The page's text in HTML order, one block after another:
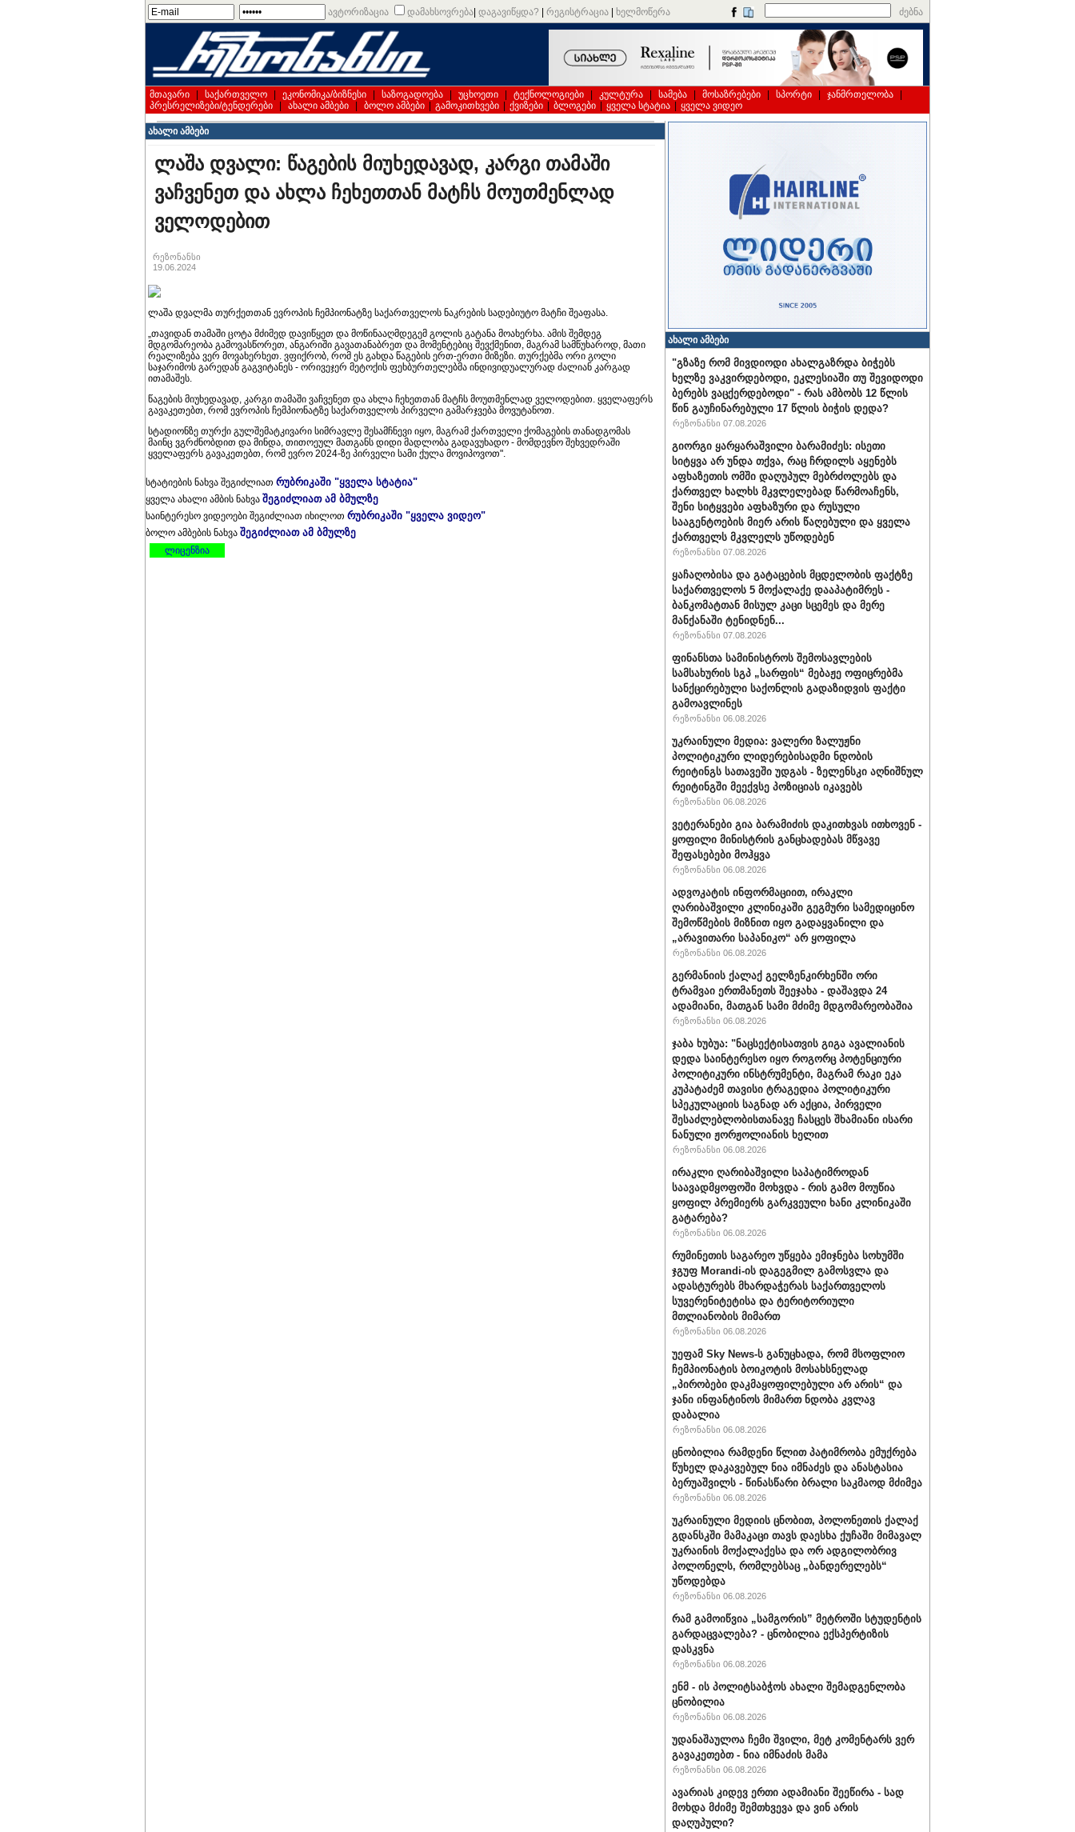
ავტორიზაცია დამახსოვრება დაგავიწყდა? რეგისტრაცია ხელმოწერა ძებნა
მთავარი საქართველო ეკონომიკა/ბიზნესი საზოგადოება უცხოეთი ტექნოლოგიები კულტურა სამება მოსაზრებები სპორტი ჯანმრთელობა
პრესრელიზები/ტენდერები
ახალი ამბები ბოლო ამბები გამოკითხვები ქვიზები ბლოგები ყველა სტატია ყველა ვიდეო
ახალი ამბები
ლაშა დვალი: წაგების მიუხედავად, კარგი თამაში
ვაჩვენეთ და ახლა ჩეხეთთან მატჩს მოუთმენლად
ველოდებით
რეზონანსი
19.06.2024
ლაშა დვალმა თურქეთთან ევროპის ჩემპიონატზე საქართველოს ნაკრების სადებიუტო მატჩი შეაფასა.
„თავიდან თამაში ცოტა მძიმედ დავიწყეთ და მოწინააღმდეგემ გოლის გატანა მოახერხა. ამის შემდეგ
მდგომარეობა გამოვასწორეთ, ანგარიში გავათანაბრეთ და მომენტებიც შევქმენით, მაგრამ სამწუხაროდ, მათი
რეალიზება ვერ მოვახერხეთ. ვფიქრობ, რომ ეს გახდა წაგების ერთ-ერთი მიზეზი. თურქებმა ორი გოლი
საჯარიმოს გარედან გაგვიტანეს - ორივეჯერ მეტოქის ფეხბურთელებმა ინდივიდუალურად ძალიან კარგად
ითამაშეს.
წაგების მიუხედავად, კარგი თამაში ვაჩვენეთ და ახლა ჩეხეთთან მატჩს მოუთმენლად ველოდებით. ყველაფერს
გავაკეთებთ, რომ ევროპის ჩემპიონატზე საქართველოს პირველი გამარჯვება მოვუტანოთ.
სტადიონზე თურქი გულშემატკივარი სიმრავლე შესამჩნევი იყო, მაგრამ ქართველი ქომაგების თანადგომას
მაინც ვგრძნობდით და მინდა, თითოეულ მათგანს დიდი მადლობა გადავუხადო - მომდევნო შეხვედრაში
ყველაფერს გავაკეთებთ, რომ ევრო 2024-ზე პირველი სამი ქულა მოვიპოვოთ".
სტატიების ნახვა შეგიძლიათ რუბრიკაში "ყველა სტატია"
ყველა ახალი ამბის ნახვა შეგიძლიათ ამ ბმულზე
საინტერესო ვიდეოები შეგიძლიათ იხილოთ რუბრიკაში "ყველა ვიდეო"
ბოლო ამბების ნახვა შეგიძლიათ ამ ბმულზე
ლიცენზია
ახალი ამბები
"გზაზე რომ მივდიოდი ახალგაზრდა ბიჭებს
ხელზე ვაკვირდებოდი, ეკლესიაში თუ შევიდოდი
ბერებს ვაცქერდებოდი" - რას ამბობს 12 წლის
წინ გაუჩინარებული 17 წლის ბიჭის დედა?
რეზონანსი 07.08.2026
გიორგი ყარყარაშვილი ბარამიძეს: ისეთი
სიტყვა არ უნდა თქვა, რაც ჩრდილს აყენებს
აფხაზეთის ომში დაღუპულ მებრძოლებს და
ქართველ ხალხს მკვლელებად წარმოაჩენს,
შენი სიტყვები აფხაზური და რუსული
სააგენტოების მიერ არის წაღებული და ყველა
ქართველს მკვლელს უწოდებენ
რეზონანსი 07.08.2026
ყაჩაღობისა და გატაცების მცდელობის ფაქტზე
საქართველოს 5 მოქალაქე დააპატიმრეს -
ბანკომატთან მისულ კაცი სცემეს და მერე
მანქანაში ტენიდნენ...
რეზონანსი 07.08.2026
ფინანსთა სამინისტროს შემოსავლების
სამსახურის სგპ „სარფის“ მებაჟე ოფიცრებმა
სანქცირებული საქონლის გადაზიდვის ფაქტი
გამოავლინეს
რეზონანსი 06.08.2026
უკრაინული მედია: ვალერი ზალუჟნი
პოლიტიკური ლიდერებისადმი ნდობის
რეიტინგს სათავეში უდგას - ზელენსკი აღნიშნულ
რეიტინგში მეექვსე პოზიციას იკავებს
რეზონანსი 06.08.2026
ვეტერანები გია ბარამიძის დაკითხვას ითხოვენ -
ყოფილი მინისტრის განცხადებას მწვავე
შეფასებები მოჰყვა
რეზონანსი 06.08.2026
ადვოკატის ინფორმაციით, ირაკლი
ღარიბაშვილი კლინიკაში გეგმური სამედიცინო
შემოწმების მიზნით იყო გადაყვანილი და
„არავითარი საპანიკო“ არ ყოფილა
რეზონანსი 06.08.2026
გერმანიის ქალაქ გელზენკირხენში ორი
ტრამვაი ერთმანეთს შეეჯახა - დაშავდა 24
ადამიანი, მათგან სამი მძიმე მდგომარეობაშია
რეზონანსი 06.08.2026
ჯაბა ხუბუა: "ნაცსექტისათვის გიგა ავალიანის
დედა საინტერესო იყო როგორც პოტენციური
პოლიტიკური ინსტრუმენტი, მაგრამ რაკი ეკა
კუპატაძემ თავისი ტრაგედია პოლიტიკური
სპეკულაციის საგნად არ აქცია, პირველი
შესაძლებლობისთანავე ჩასცეს შხამიანი ისარი
ნანული ჟორჟოლიანის ხელით
რეზონანსი 06.08.2026
ირაკლი ღარიბაშვილი საპატიმროდან
საავადმყოფოში მოხვდა - რის გამო მოუწია
ყოფილ პრემიერს გარკვეული ხანი კლინიკაში
გატარება?
რეზონანსი 06.08.2026
რუმინეთის საგარეო უწყება ემიჯნება სოხუმში
ჯგუფ Morandi-ის დაგეგმილ გამოსვლა და
ადასტურებს მხარდაჭერას საქართველოს
სუვერენიტეტისა და ტერიტორიული
მთლიანობის მიმართ
რეზონანსი 06.08.2026
უეფამ Sky News-ს განუცხადა, რომ მსოფლიო
ჩემპიონატის ბოიკოტის მოსახსნელად
„პირობები დაკმაყოფილებული არ არის“ და
ჯანი ინფანტინოს მიმართ ნდობა კვლავ
დაბალია
რეზონანსი 06.08.2026
ცნობილია რამდენი წლით პატიმრობა ემუქრება
წუხელ დაკავებულ ნია იმნაძეს და ანასტასია
ბერუაშვილს - წინასწარი ბრალი საკმაოდ მძიმეა
რეზონანსი 06.08.2026
უკრაინული მედიის ცნობით, პოლონეთის ქალაქ
გდანსკში მამაკაცი თავს დაესხა ქუჩაში მიმავალ
უკრაინის მოქალაქესა და ორ ადგილობრივ
პოლონელს, რომლებსაც „ბანდერელებს“
უწოდებდა
რეზონანსი 06.08.2026
რამ გამოიწვია „სამგორის” მეტროში სტუდენტის
გარდაცვალება? - ცნობილია ექსპერტიზის
დასკვნა
რეზონანსი 06.08.2026
ენმ - ის პოლიტსაბჭოს ახალი შემადგენლობა
ცნობილია
რეზონანსი 06.08.2026
უდანაშაულოა ჩემი შვილი, მეტ კომენტარს ვერ
გავაკეთებთ - ნია იმნაძის მამა
რეზონანსი 06.08.2026
ავარიას კიდევ ერთი ადამიანი შეეწირა - სად
მოხდა მძიმე შემთხვევა და ვინ არის
დაღუპული?